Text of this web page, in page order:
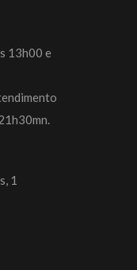
13h00 e
1